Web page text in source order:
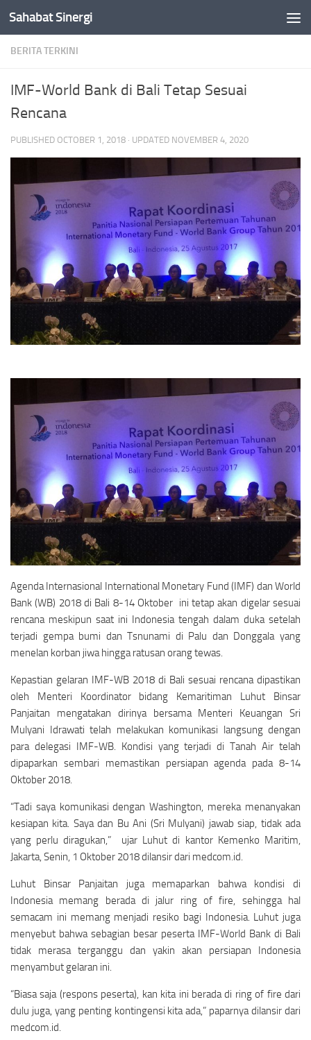
Skip to content
Sahabat Sinergi
BERITA TERKINI
IMF-World Bank di Bali Tetap Sesuai
Rencana
PUBLISHED OCTOBER 1, 2018 · UPDATED NOVEMBER 4, 2020
Agenda Internasional International Monetary Fund (IMF) dan World
Bank (WB) 2018 di Bali 8-14 Oktober ini tetap akan digelar sesuai
rencana meskipun saat ini Indonesia tengah dalam duka setelah
terjadi gempa bumi dan Tsnunami di Palu dan Donggala yang
menelan korban jiwa hingga ratusan orang tewas.
Kepastian gelaran IMF-WB 2018 di Bali sesuai rencana dipastikan
oleh Menteri Koordinator bidang Kemaritiman Luhut Binsar
Panjaitan mengatakan dirinya bersama Menteri Keuangan Sri
Mulyani Idrawati telah melakukan komunikasi langsung dengan
para delegasi IMF-WB. Kondisi yang terjadi di Tanah Air telah
dipaparkan sembari memastikan persiapan agenda pada 8-14
Oktober 2018.
“Tadi saya komunikasi dengan Washington, mereka menanyakan
kesiapan kita. Saya dan Bu Ani (Sri Mulyani) jawab siap, tidak ada
yang perlu diragukan,” ujar Luhut di kantor Kemenko Maritim,
Jakarta, Senin, 1 Oktober 2018 dilansir dari medcom.id.
Luhut Binsar Panjaitan juga memaparkan bahwa kondisi di
Indonesia memang berada di jalur ring of fire, sehingga hal
semacam ini memang menjadi resiko bagi Indonesia. Luhut juga
menyebut bahwa sebagian besar peserta IMF-World Bank di Bali
tidak merasa terganggu dan yakin akan persiapan Indonesia
menyambut gelaran ini.
“Biasa saja (respons peserta), kan kita ini berada di ring of fire dari
dulu juga, yang penting kontingensi kita ada,” paparnya dilansir dari
medcom.id.